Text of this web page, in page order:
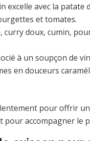
excelle avec la patate
et tomates.
doux, cumin,
à un soupçon de
en douceurs
lentement pour offrir
accompagner le